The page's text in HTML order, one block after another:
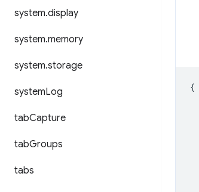
system.display
system.memory
system.storage
systemLog
tabCapture
tabGroups
tabs
{